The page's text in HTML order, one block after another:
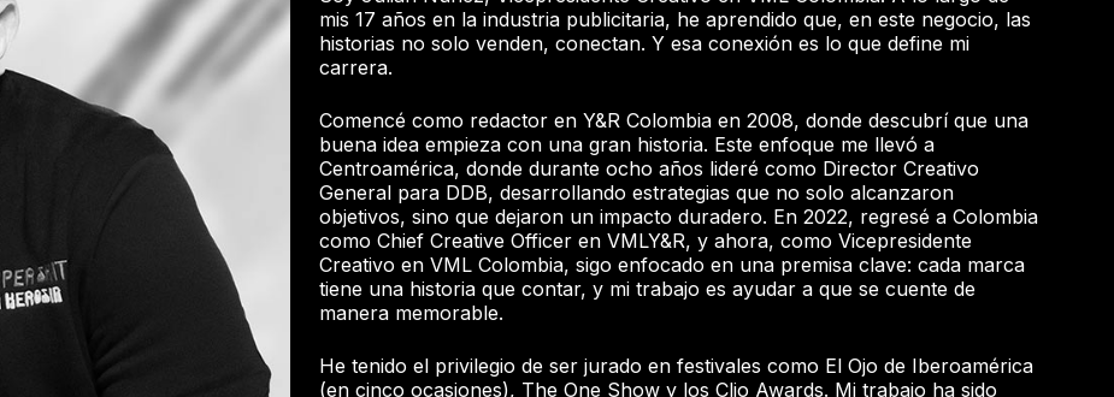
mis 17 años en la industria publicitaria, he aprendido que, en este negocio, las
historias no solo venden, conectan. Y esa conexión es lo que define mi
carrera.
Comencé como redactor en Y&R Colombia en 2008, donde descubrí que una
buena idea empieza con una gran historia. Este enfoque me llevó a
Centroamérica, donde durante ocho años lideré como Director Creativo
General para DDB, desarrollando estrategias que no solo alcanzaron
objetivos, sino que dejaron un impacto duradero. En 2022, regresé a Colombia
como Chief Creative Officer en VMLY&R, y ahora, como Vicepresidente
Creativo en VML Colombia, sigo enfocado en una premisa clave: cada marca
tiene una historia que contar, y mi trabajo es ayudar a que se cuente de
manera memorable.
He tenido el privilegio de ser jurado en festivales como El Ojo de Iberoamérica
(en cinco ocasiones), The One Show y los Clio Awards. Mi trabajo ha sido